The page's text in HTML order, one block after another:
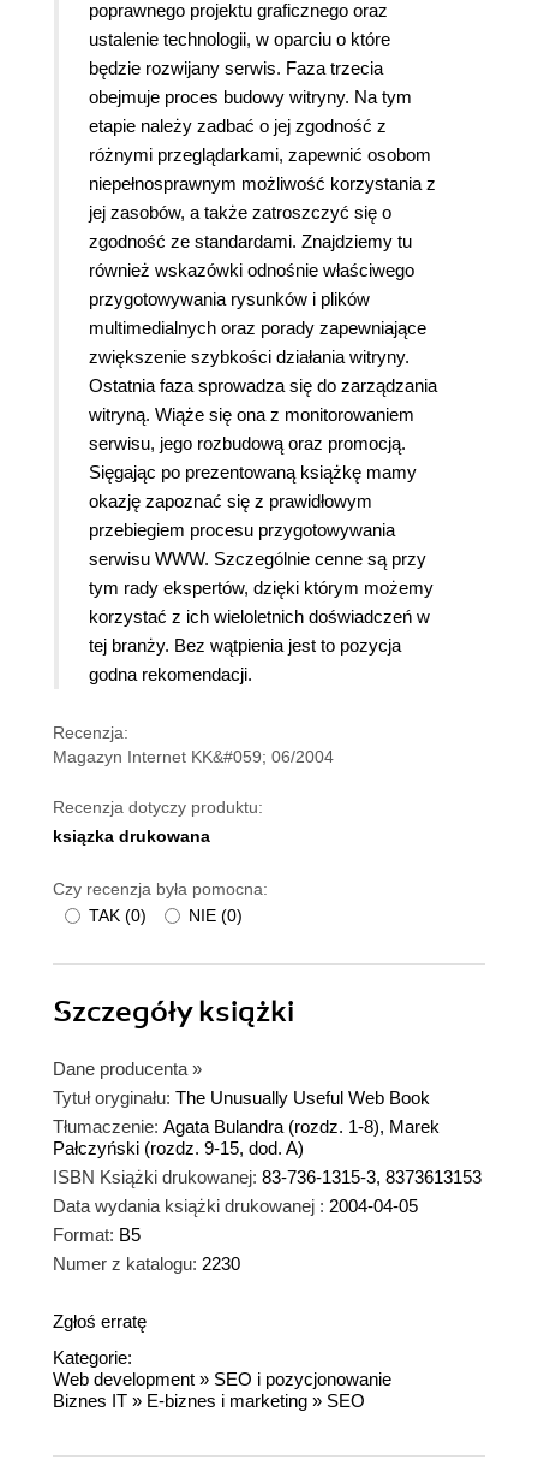
poprawnego projektu graficznego oraz
ustalenie technologii, w oparciu o które
będzie rozwijany serwis. Faza trzecia
obejmuje proces budowy witryny. Na tym
etapie należy zadbać o jej zgodność z
różnymi przeglądarkami, zapewnić osobom
niepełnosprawnym możliwość korzystania z
jej zasobów, a także zatroszczyć się o
zgodność ze standardami. Znajdziemy tu
również wskazówki odnośnie właściwego
przygotowywania rysunków i plików
multimedialnych oraz porady zapewniające
zwiększenie szybkości działania witryny.
Ostatnia faza sprowadza się do zarządzania
witryną. Wiąże się ona z monitorowaniem
serwisu, jego rozbudową oraz promocją.
Sięgając po prezentowaną książkę mamy
okazję zapoznać się z prawidłowym
przebiegiem procesu przygotowywania
serwisu WWW. Szczególnie cenne są przy
tym rady ekspertów, dzięki którym możemy
korzystać z ich wieloletnich doświadczeń w
tej branży. Bez wątpienia jest to pozycja
godna rekomendacji.
Recenzja:
Magazyn Internet KK&#059; 06/2004
Recenzja dotyczy produktu:
ksiązka drukowana
Czy recenzja była pomocna:
TAK (0) NIE (0)
Szczegółyksiążki
Dane producenta »
Tytuł oryginału: The Unusually Useful Web Book
Tłumaczenie: Agata Bulandra (rozdz. 1-8), Marek
Pałczyński (rozdz. 9-15, dod. A)
ISBN Książki drukowanej: 83-736-1315-3, 8373613153
Data wydania książki drukowanej : 2004-04-05
Format: B5
Numer z katalogu: 2230
Zgłoś erratę
Kategorie:
Web development » SEO i pozycjonowanie
Biznes IT » E-biznes i marketing » SEO